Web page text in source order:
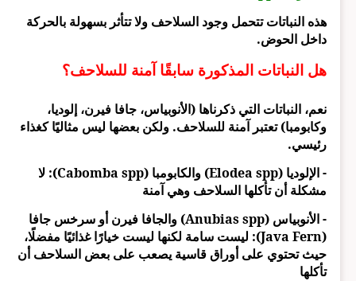
هذه النباتات تتحمل وجود السلاحف ولا تتأثر بسهولة بالحركة
داخل الحوض.
هل النباتات المذكورة سابقًا آمنة للسلاحف؟
نعم، النباتات التي ذكرناها (الأنوبياس، جافا فيرن، إلوديا،
وكابومبا) تعتبر آمنة للسلاحف. ولكن بعضها ليس مثاليًا كغذاء
رئيسي.
- الإلوديا (Elodea spp) والكابومبا (Cabomba spp): لا
مشكلة أن تأكلها السلاحف وهي آمنة
- الأنوبياس (Anubias spp) والجافا فيرن أو سرخس جافا
(Java Fern): ليست سامة لكنها ليست خيارًا غذائيًا مفضلًا،
حيث تحتوي على أوراق قاسية يصعب على بعض السلاحف أن
تأكلها